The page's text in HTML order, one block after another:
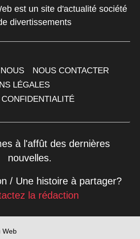
est un site d'actualité société
divertissements
NOUS CONTACTER
LÉGALES
à l'affût des dernières
nouvelles.
/ Une histoire à partager?
la rédaction
Web